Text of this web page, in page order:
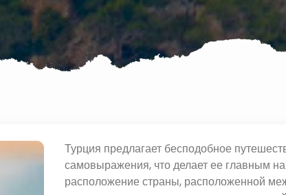
Турция предлагает бесподобное
самовыражения, что делает ее главным
расположение страны, расположенной